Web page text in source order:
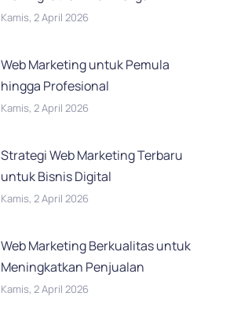
Kamis, 2 April 2026
Web Marketing untuk Pemula
hingga Profesional
Kamis, 2 April 2026
Strategi Web Marketing Terbaru
untuk Bisnis Digital
Kamis, 2 April 2026
Web Marketing Berkualitas untuk
Meningkatkan Penjualan
Kamis, 2 April 2026